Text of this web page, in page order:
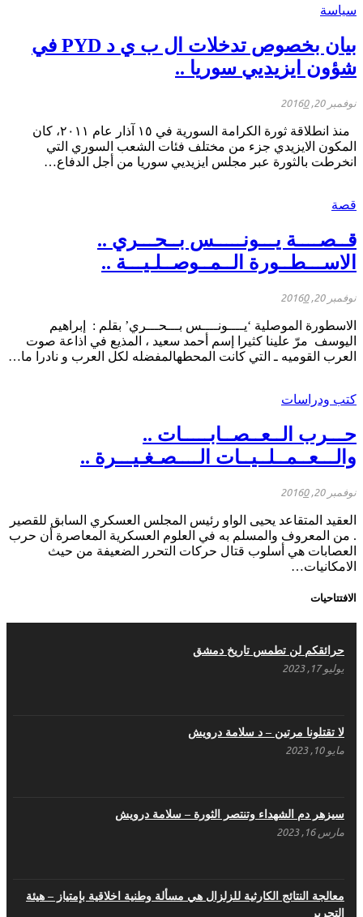
سياسة
بيان بخصوص تدخلات ال ب ي د PYD في
شؤون ايزيديي سوريا ..
نوفمبر 20, 2016 0
منذ انطلاقة ثورة الكرامة السورية في ١٥ آذار عام ٢٠١١، كان
المكون الايزيدي جزء من مختلف فئات الشعب السوري التي
انخرطت بالثورة عبر مجلس ايزيديي سوريا من أجل الدفاع…
قصة
قــصــــة يـــونـــــس بــحـــري ..
الاســـطــورة الــمــوصــلـيـــة ..
نوفمبر 20, 2016 0
الاسطورة الموصلية ‘يــــونــــس بـــحـــري’ بقلم : إبراهيم
اليوسف مرّ علينا كثيرا إسم أحمد سعيد ، المذيع في اذاعة صوت
العرب القوميه ـ التي كانت المحطهالمفضله لكل العرب و نادرا ما…
كتب ودراسات
حـــرب الــعــصــابـــــات ..
والـــعــمــلــيــات الــــصـغـيـــرة ..
نوفمبر 20, 2016 0
العقيد المتقاعد يحيى الواو رئيس المجلس العسكري السابق للقصير
. من المعروف والمسلم به في العلوم العسكرية المعاصرة أن حرب
العصابات هي أسلوب قتال حركات التحرر الضعيفة من حيث
الامكانيات…
الافتتاحيات
حرائقكم لن تطمس تاريخ دمشق
يوليو 17, 2023
لا تقتلونا مرتين – د سلامة درويش
مايو 10, 2023
سيزهر دم الشهداء وتنتصر الثورة – سلامة درويش
مارس 16, 2023
معالجة النتائج الكارثية للزلزال هي مسألة وطنية اخلاقية بإمتياز – هيئة
التحرير